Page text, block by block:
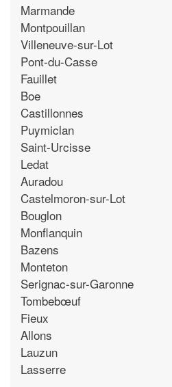
Marmande
Montpouillan
Villeneuve-sur-Lot
Pont-du-Casse
Fauillet
Boe
Castillonnes
Puymiclan
Saint-Urcisse
Ledat
Auradou
Castelmoron-sur-Lot
Bouglon
Monflanquin
Bazens
Monteton
Serignac-sur-Garonne
Tombebœuf
Fieux
Allons
Lauzun
Lasserre